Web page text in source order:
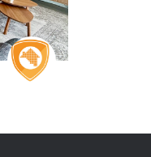
Real Estate